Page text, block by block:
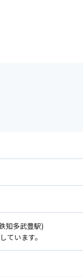
知多武豊駅)
ています。